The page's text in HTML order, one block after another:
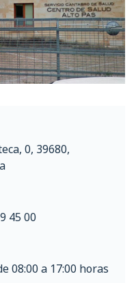
0, 39680,
45 00
08:00 a 17:00 horas